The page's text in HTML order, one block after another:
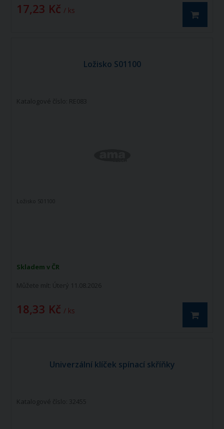
17,23 Kč / ks
Ložisko S01100
Katalogové číslo: RE083
Skladem v ČR
Můžete mít: Úterý 11.08.2026
18,33 Kč / ks
Ložisko S01100
Univerzální klíček spínací skříňky
Katalogové číslo: 32455